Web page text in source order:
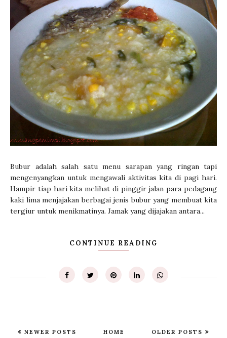
Bubur adalah salah satu menu sarapan yang ringan tapi
mengenyangkan untuk mengawali aktivitas kita di pagi hari.
Hampir tiap hari kita melihat di pinggir jalan para pedagang
kaki lima menjajakan berbagai jenis bubur yang membuat kita
tergiur untuk menikmatinya. Jamak yang dijajakan antara...
CONTINUE READING
NEWER POSTS OLDER POSTS
HOME